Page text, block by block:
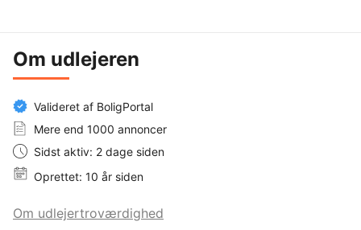
Om udlejeren
Valideret af BoligPortal
Mere end 1000 annoncer
Sidst aktiv: 2 dage siden
Oprettet: 10 år siden
Om udlejertroværdighed